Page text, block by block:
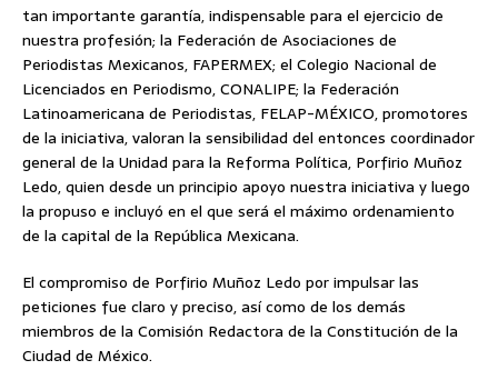
tan importante garantía, indispensable para el ejercicio de
nuestra profesión; la Federación de Asociaciones de
Periodistas Mexicanos, FAPERMEX; el Colegio Nacional de
Licenciados en Periodismo, CONALIPE; la Federación
Latinoamericana de Periodistas, FELAP-MÉXICO, promotores
de la iniciativa, valoran la sensibilidad del entonces coordinador
general de la Unidad para la Reforma Política, Porfirio Muñoz
Ledo, quien desde un principio apoyo nuestra iniciativa y luego
la propuso e incluyó en el que será el máximo ordenamiento
de la capital de la República Mexicana.
El compromiso de Porfirio Muñoz Ledo por impulsar las
peticiones fue claro y preciso, así como de los demás
miembros de la Comisión Redactora de la Constitución de la
Ciudad de México.